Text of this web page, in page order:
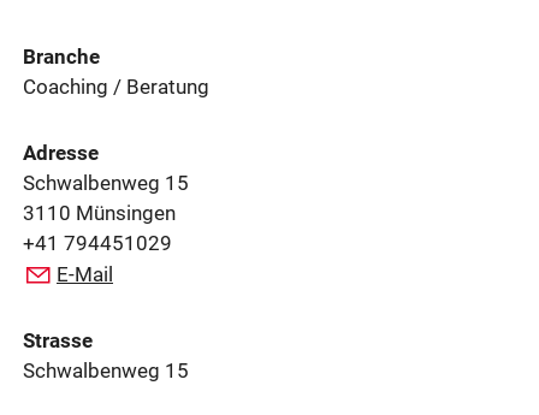
Branche
Coaching / Beratung
Adresse
Schwalbenweg 15
3110 Münsingen
+41 794451029
E-Mail
Strasse
Schwalbenweg 15